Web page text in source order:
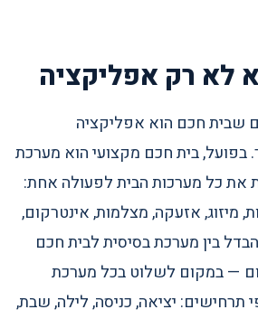
לא רק אפליקציה
שבית חכם הוא אפליקציה
בפועל, בית חכם מקצועי הוא מערכת
את כל מערכות הבית לפעולה אחת:
מיזוג, אזעקה, מצלמות, אינטרקום,
בין מערכת בסיסית לבית חכם
— במקום לשלוט בכל מערכת
תרחישים: יציאה, כניסה, לילה, שבת,